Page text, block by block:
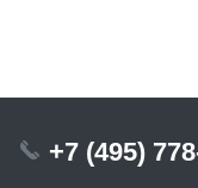
+7 (495)